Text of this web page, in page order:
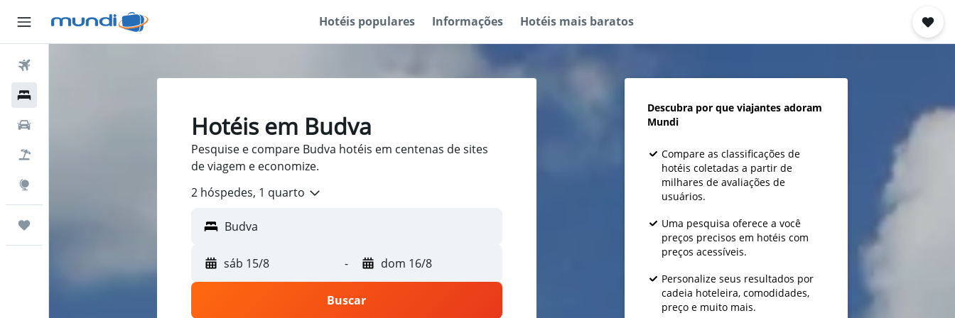
Hotéis populares Informações Hotéis mais baratos
Hotéis em Budva
Pesquise e compare Budva hotéis em centenas de sites
de viagem e economize.
2 hóspedes, 1 quarto
sáb 15/8 - dom 16/8
Buscar
Descubra por que viajantes adoram
Mundi
Compare as classificações de
hotéis coletadas a partir de
milhares de avaliações de
usuários.
Uma pesquisa oferece a você
preços precisos em hotéis com
preços acessíveis.
Personalize seus resultados por
cadeia hoteleira, comodidades,
preço e muito mais.